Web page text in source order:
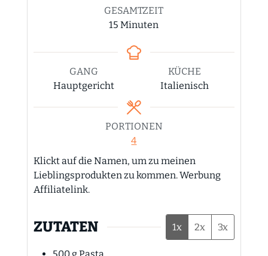
GESAMTZEIT
15 Minuten
Minuten
GANG
Hauptgericht
KÜCHE
Italienisch
PORTIONEN
4
Klickt auf die Namen, um zu meinen
Lieblingsprodukten zu kommen. Werbung
Affiliatelink.
ZUTATEN 1x 2x 3x